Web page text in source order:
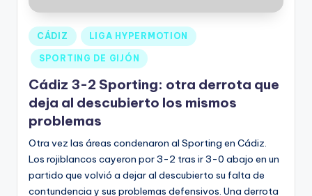
CÁDIZ LIGA HYPERMOTION
SPORTING DE GIJÓN
Cádiz 3-2 Sporting: otra derrota que
deja al descubierto los mismos
problemas
Otra vez las áreas condenaron al Sporting en Cádiz.
Los rojiblancos cayeron por 3-2 tras ir 3-0 abajo en un
partido que volvió a dejar al descubierto su falta de
contundencia y sus problemas defensivos. Una derrota